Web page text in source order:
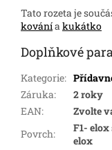
Tato rozeta je
kováníakukátko
Doplňkové
Kategorie:
Záruka:
2 roky
EAN:
Zvolte
Povrch:
F1-
elox